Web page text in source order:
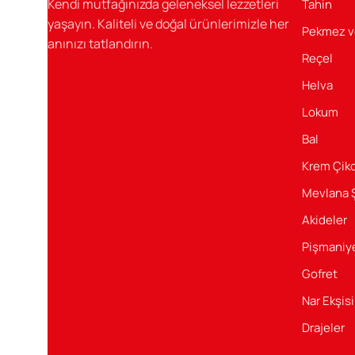
Sağlıklı Ve Lezzetli
Şener Gıda’nın sağlıklı ve lezzetli ürünleri ile her
Kendi mutfağınızda geleneksel lezzetleri
yaşayın. Kaliteli ve doğal ürünlerimizle her
anınızı tatlandırın.
Tahin
Pekmez
Reçel
Helva
Lokum
Bal
Krem
Mevlana
Akideler
Gofret
Nar Ekşisi
Drajeler